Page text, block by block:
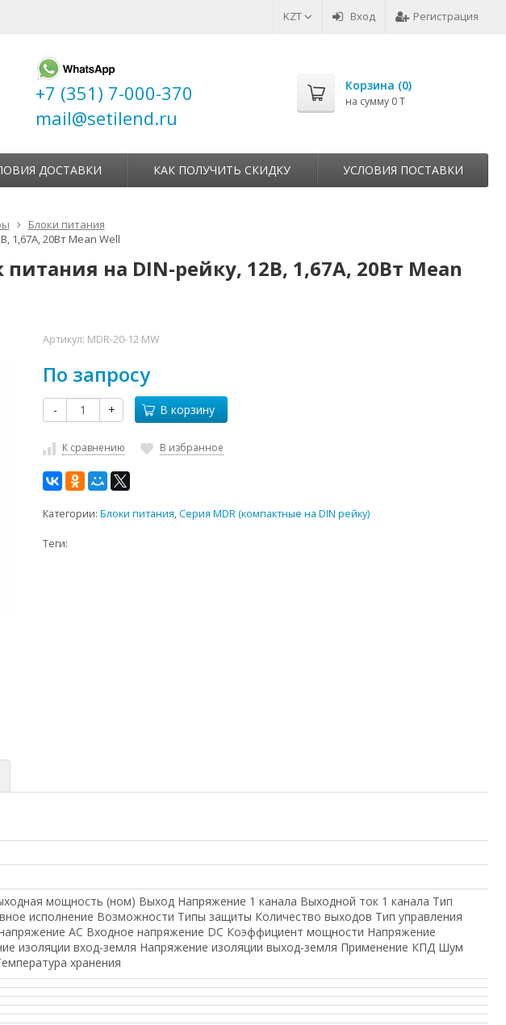
KZT Вход Регистрация
+7 (351) 7-000-370
mail@setilend.ru
Корзина (0)
на сумму 0 T
ДОСТАВКИ КАК ПОЛУЧИТЬ СКИДКУ УСЛОВИЯ ПОСТАВКИ
Блоки питания
1,67А, 20Вт Mean Well
на DIN-рейку, 12В, 1,67А, 20Вт Mean
Артикул: MDR-20-12 MW
По запросу
- + В корзину
К сравнению В избранное
Категории:Блоки питания,Серия MDR (компактные на DIN рейку)
Теги:
мощность (ном) Выход Напряжение 1 канала Выходной ток 1 канала Тип
исполнение Возможности Типы защиты Количество выходов Тип управления
AC Входное напряжение DC Коэффициент мощности Напряжение
изоляции вход-земля Напряжение изоляции выход-земля Применение КПД Шум
хранения